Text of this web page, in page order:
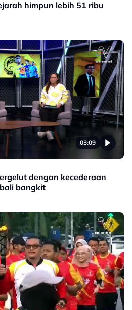
himpun lebih 51 ribu
03:09
dengan kecederaan
bangkit